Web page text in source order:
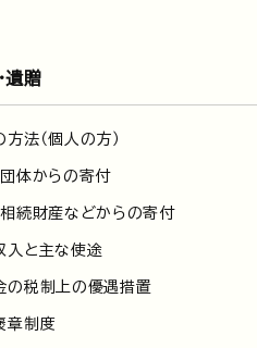
遺贈
法（個人の方）
団体からの寄付
相続財産などからの寄付
入と主な使途
の税制上の優遇措置
章制度